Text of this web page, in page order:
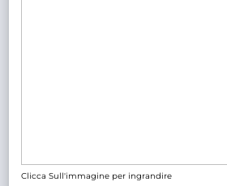
Clicca Sull'immagine per ingrandire